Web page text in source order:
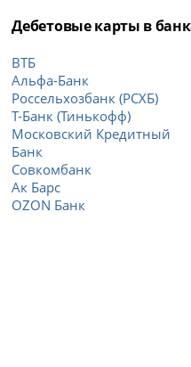
Дебетовые карты в
ВТБ
Альфа-Банк
Россельхозбанк (РСХБ)
Т-Банк (Тинькофф)
Московский Кредитный
Банк
Совкомбанк
Ак Барс
OZON Банк